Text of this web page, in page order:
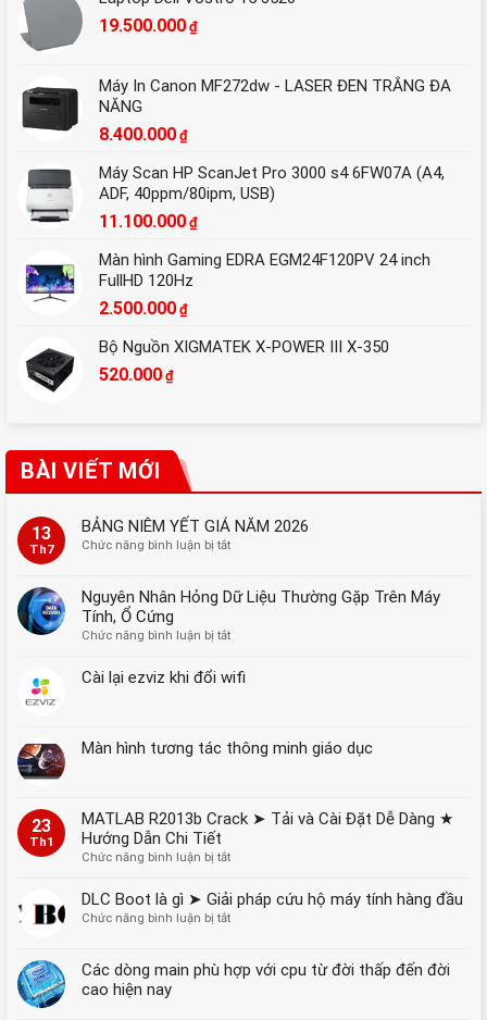
19.500.000 ₫
Máy In Canon MF272dw - LASER ĐEN TRẮNG ĐA
NĂNG
8.400.000 ₫
Máy Scan HP ScanJet Pro 3000 s4 6FW07A (A4,
ADF, 40ppm/80ipm, USB)
11.100.000 ₫
Màn hình Gaming EDRA EGM24F120PV 24 inch
FullHD 120Hz
2.500.000 ₫
Bộ Nguồn XIGMATEK X-POWER III X-350
520.000 ₫
BÀI VIẾT MỚI
13
Th7
BẢNG NIÊM YẾT GIÁ NĂM 2026
Chức năng bình luận bị tắtở
YẾT
NĂM
Nguyên Nhân Hỏng Dữ Liệu Thường Gặp Trên Máy
Tính, Ổ Cứng
Chức năng bình luận bị tắtở
Nhân
Thường
Tính,
Cứng
Cài lại ezviz khi đổi wifi
Màn hình tương tác thông minh giáo dục
23
Th1
MATLAB R2013b Crack ➤ Tải và Cài Đặt Dễ Dàng ★
Hướng Dẫn Chi Tiết
Chức năng bình luận bị tắtở
R2013b
Crack
và
DLC Boot là gì ➤ Giải pháp cứu hộ máy tính hàng đầu
Chức năng bình luận bị tắtở
là
Các dòng main phù hợp với cpu từ đời thấp đến đời
cao hiện nay